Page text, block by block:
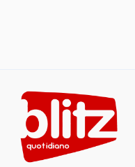
content